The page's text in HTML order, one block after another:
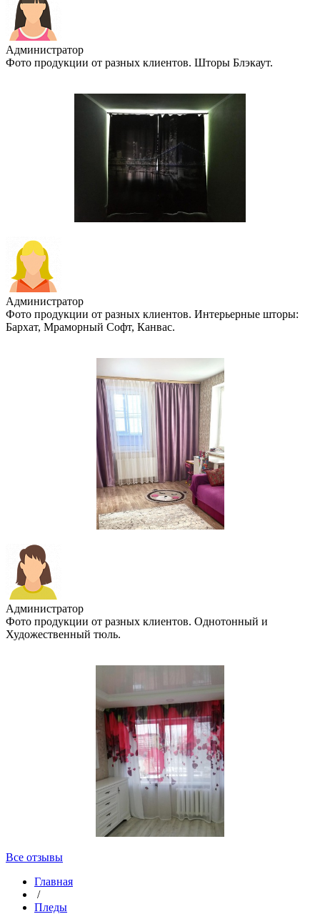
Администратор
Фото продукции от разных клиентов. Шторы Блэкаут.
Администратор
Фото продукции от разных клиентов. Интерьерные шторы:
Бархат, Мраморный Софт, Канвас.
Администратор
Фото продукции от разных клиентов. Однотонный и
Художественный тюль.
Все отзывы
Главная
/
Пледы